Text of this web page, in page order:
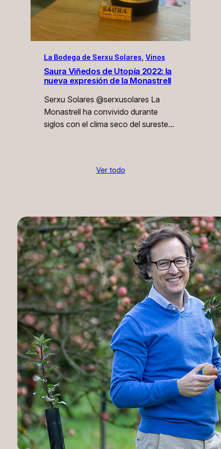
La Bodega de Serxu Solares Vinos
Saura Viñedos de Utopía 2022: la
nueva expresión de la Monastrell
Serxu Solares @serxusolares La
Monastrell ha convivido durante
siglos con el clima seco del sureste…
Ver todo